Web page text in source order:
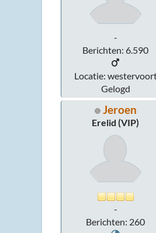
-
Berichten: 6.590
Locatie:
Gelogd
Jeroen
Erelid (VIP)
-
Berichten: 260